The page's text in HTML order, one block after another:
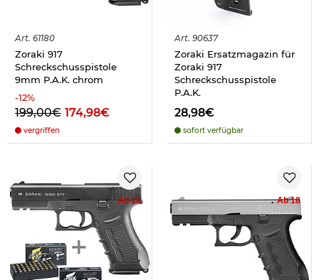
Art. 61180
Zoraki 917
Schreckschusspistole
9mm P.A.K. chrom
-12%
199,00€ 174,98€
vergriffen
Art. 90637
Zoraki Ersatzmagazin für
Zoraki 917
Schreckschusspistole
P.A.K.
28,98€
sofort verfügbar
Ab 18 Ab 18